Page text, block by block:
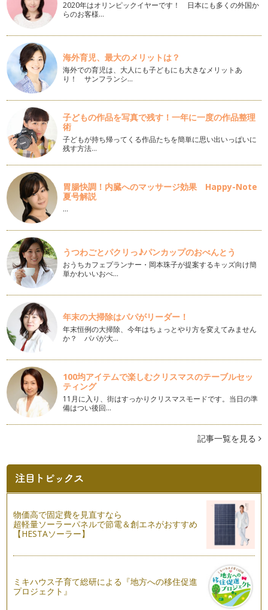
いで…
☆梅雨のお花工作☆ プードルブーケ
梅雨の時季は、おうちの中で過ごすことが増えます…
☆梅雨のお花工作☆ 空き缶・空き箱で簡単アレンジ
梅雨の時季は、おうちの中で過ごすことが増えますよね。今
日も外であそべ…
リボンで簡単☆お花作り
リボンでお花が作れると、ラッピングに飾ったり、こん…
こいのぼりも作ってフラワーアレンジをしましょう
フラワーアレンジメントでは、季節やイベントごとを取り入
れた…
流行りのチョークボードをお花でデコりましょう
オシャレ感をアップさせてくれる人気のインテリアアイテム☆
チョークボード（黒板）をデコって、…
お子さまも安心☆ プリザーブドアレンジ
プリザーブドフ…
心のこもった手作りフラワーペン
３月は卒園や・卒業・お引っ越しと・・大好きな人たちとの
お別れの時期でもあります…
ひな祭りのお飾り☆ぼんぼり風アレンジ
３月３日は桃の節句ですね。一部の地域（特に東北や北陸など
の寒冷地）では旧暦の４月にお祝いさ…
バレンタインアレンジ ハートのメリア
バレンタインというとハート。赤いハートをイメージされる方
も多いのではないでしょうか？ …
プリザーブドフラワーで簡単☆お正月飾り
最近では専門の花材屋さん以外でも、手芸屋さんなどで気軽に
簡単☆テーブルウェアアイテム作り
ちょっといつもより凝った演出をしたい…
クリスマス・・…
ペーパーフラワー 【応用編】
前回の、ペーパーアイテム・ペーパーボンボンの作り方の応用
です。 …
パーティーデコレーション 【ペーパーフラワー基本編】
&n…
2020年はオリンピックイヤーです！ 日本にも多くの外国か
らのお客様…
海外育児、最大のメリットは？
海外での育児は、大人にも子どもにも大きなメリットあ
り！ サンフランシ…
子どもの作品を写真で残す！一年に一度の作品整理
術
子どもが持ち帰ってくる作品たちを簡単に思い出いっぱいに
残す方法…
胃腸快調！内臓へのマッサージ効果 Happy-Note
夏号解説
…
うつわごとパクリっ♪パンカップのおべんとう
おうちカフェプランナー・岡本珠子が提案するキッズ向け簡
単かわいいおべ…
年末の大掃除はパパがリーダー！
年末恒例の大掃除、今年はちょっとやり方を変えてみません
か？ パパが大…
100均アイテムで楽しむクリスマスのテーブルセッ
ティング
11月に入り、街はすっかりクリスマスモードです。当日の準
備はつい後回…
記事一覧を見る
物価高で固定費を見直すなら
超軽量ソーラーパネルで節電＆創エネがおすすめ
【HESTAソーラー】
ミキハウス子育て総研による『地方への移住促進
プロジェクト』